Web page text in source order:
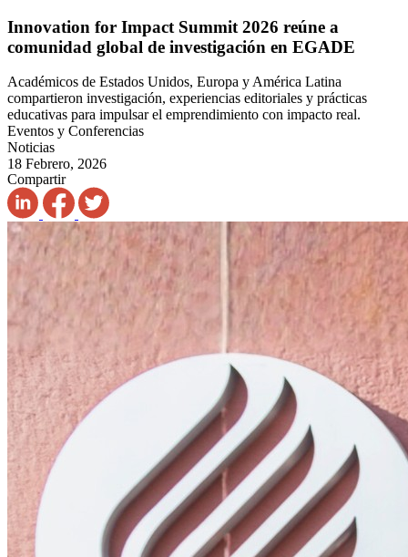
Innovation for Impact Summit 2026 reúne a
comunidad global de investigación en EGADE
Académicos de Estados Unidos, Europa y América Latina
compartieron investigación, experiencias editoriales y prácticas
educativas para impulsar el emprendimiento con impacto real.
Eventos y Conferencias
Noticias
18 Febrero, 2026
Compartir